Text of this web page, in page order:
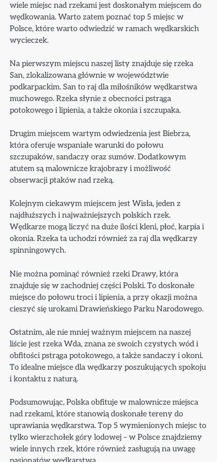
wiele miejsc nad rzekami jest doskonałym miejscem do
wędkowania. Warto zatem poznać top 5 miejsc w
Polsce, które warto odwiedzić w ramach wędkarskich
wycieczek.
Na pierwszym miejscu naszej listy znajduje się rzeka
San, zlokalizowana głównie w województwie
podkarpackim. San to raj dla miłośników wędkarstwa
muchowego. Rzeka słynie z obecności pstrąga
potokowego i lipienia, a także okonia i szczupaka.
Drugim miejscem wartym odwiedzenia jest Biebrza,
która oferuje wspaniałe warunki do połowu
szczupaków, sandaczy oraz sumów. Dodatkowym
atutem są malownicze krajobrazy i możliwość
obserwacji ptaków nad rzeką.
Kolejnym ciekawym miejscem jest Wisła, jeden z
najdłuższych i najważniejszych polskich rzek.
Wędkarze mogą liczyć na duże ilości kleni, płoć, karpia i
okonia. Rzeka ta uchodzi również za raj dla wędkarzy
spinningowych.
Nie można pominąć również rzeki Drawy, która
znajduje się w zachodniej części Polski. To doskonałe
miejsce do połowu troci i lipienia, a przy okazji można
cieszyć się urokami Drawieńskiego Parku Narodowego.
Ostatnim, ale nie mniej ważnym miejscem na naszej
liście jest rzeka Wda, znana ze swoich czystych wód i
obfitości pstrąga potokowego, a także sandaczy i okoni.
To idealne miejsce dla wędkarzy poszukujących spokoju
i kontaktu z naturą.
Podsumowując, Polska obfituje w malownicze miejsca
nad rzekami, które stanowią doskonałe tereny do
uprawiania wędkarstwa. Top 5 wymienionych miejsc to
tylko wierzchołek góry lodowej – w Polsce znajdziemy
wiele innych rzek, które również zasługują na uwagę